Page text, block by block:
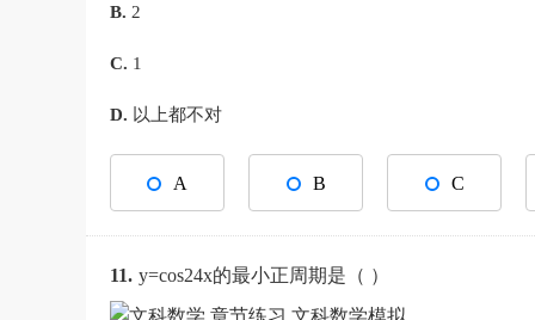
B. 2
C. 1
D. 以上都不对
A B C
11. y=cos24x的最小正周期是（ ）